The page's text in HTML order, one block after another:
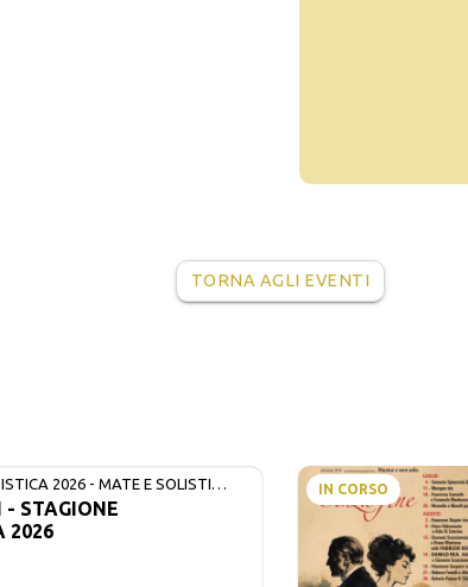
TORNA AGLI EVENTI
2026 - MATE E SOLISTI
- STAGIONE
2026
IN CORSO